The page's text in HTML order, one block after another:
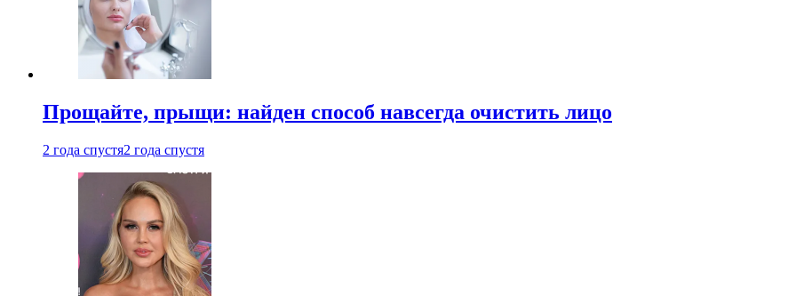
Прощайте, прыщи: найден способ навсегда очистить лицо
2 года спустя2 года спустя